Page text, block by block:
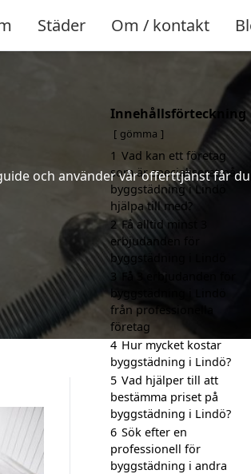
Städer Om / kontakt
och använder vår offerttjänst får
Innehållsförteckning
gömma
1 Vad kan ett företag
som är specialiserat på
byggstädning i Lindö
hjälpa till med?
2 Få alltid minst 3
erbjudanden för
byggstädning i Lindö
3
Få 3 erbjudanden för
byggstädning i Lindö
från professionella
företag
4 Hur mycket kostar
byggstädning i Lindö?
5 Vad hjälper till att
bestämma priset på
byggstädning i Lindö?
6 Sök efter en
professionell för
byggstädning i andra